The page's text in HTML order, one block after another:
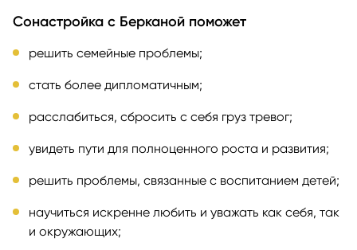
Сонастройка с Берканой поможет
решить семейные проблемы;
стать более дипломатичным;
расслабиться, сбросить с себя груз тревог;
увидеть пути для полноценного роста и развития;
решить проблемы, связанные с воспитанием детей;
научиться искренне любить и уважать как себя, так
и окружающих;